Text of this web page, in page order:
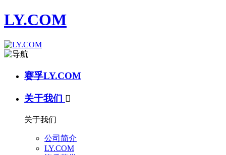
LY.COM
赛孚LY.COM
关于我们 
关于我们
公司简介
LY.COM